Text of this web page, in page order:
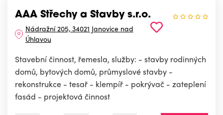
AAA Střechy a Stavby s.r.o.
Nádražní 205, 34021 Janovice nad
Úhlavou
Stavební činnost, řemesla, služby: - stavby rodinných
domů, bytových domů, průmyslové stavby -
rekonstrukce - tesař - klempíř - pokrývač - zateplení
fasád - projektová činnost